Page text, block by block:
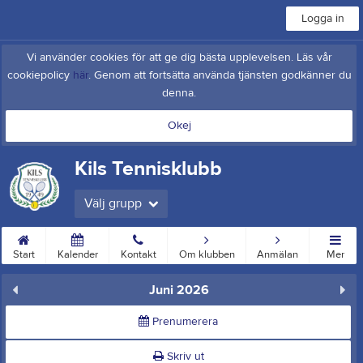
Logga in
Vi använder cookies för att ge dig bästa upplevelsen. Läs vår
cookiepolicy här. Genom att fortsätta använda tjänsten godkänner du
denna.
Okej
Kils Tennisklubb
Välj grupp
Start Kalender Kontakt Om klubben Anmälan Mer
Juni 2026
Prenumerera
Skriv ut